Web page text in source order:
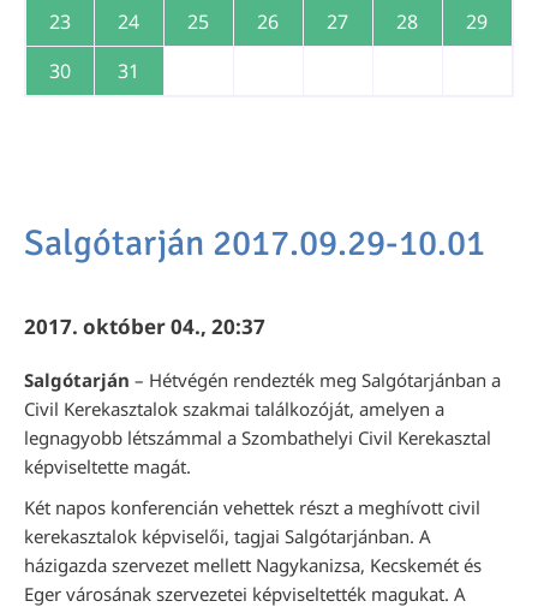
23
24 25 26 27 28
29
30
31
Salgótarján 2017.09.29-10.01
2017. október 04., 20:37
Salgótarján – Hétvégén rendezték meg Salgótarjánban a
Civil Kerekasztalok szakmai találkozóját, amelyen a
legnagyobb létszámmal a Szombathelyi Civil Kerekasztal
képviseltette magát.
Két napos konferencián vehettek részt a meghívott civil
kerekasztalok képviselői, tagjai Salgótarjánban. A
házigazda szervezet mellett Nagykanizsa, Kecskemét és
Eger városának szervezetei képviseltették magukat. A